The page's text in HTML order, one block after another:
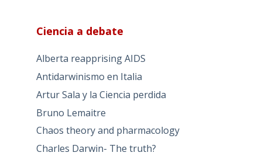
Ciencia a debate
Alberta reapprising AIDS
Antidarwinismo en Italia
Artur Sala y la Ciencia perdida
Bruno Lemaitre
Chaos theory and pharmacology
Charles Darwin- The truth?